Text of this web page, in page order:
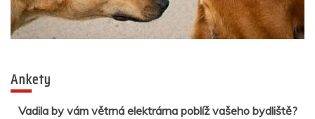
Ankety
Vadila by vám větrná elektrárna poblíž vašeho bydliště?